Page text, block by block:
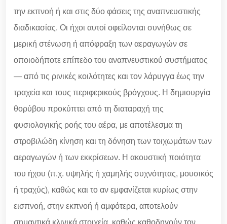
την εκπνοή ή και στις δύο φάσεις της αναπνευστικής
διαδικασίας. Οι ήχοι αυτοί οφείλονται συνήθως σε
μερική στένωση ή απόφραξη των αεραγωγών σε
οποιοδήποτε επίπεδο του αναπνευστικού συστήματος
— από τις ρινικές κοιλότητες και τον λάρυγγα έως την
τραχεία και τους περιφερικούς βρόγχους. Η δημιουργία
θορύβου προκύπτει από τη διαταραχή της
φυσιολογικής ροής του αέρα, με αποτέλεσμα τη
στροβιλώδη κίνηση και τη δόνηση των τοιχωμάτων των
αεραγωγών ή των εκκρίσεων. Η ακουστική ποιότητα
του ήχου (π.χ. υψηλής ή χαμηλής συχνότητας, μουσικός
ή τραχύς), καθώς και το αν εμφανίζεται κυρίως στην
εισπνοή, στην εκπνοή ή αμφότερα, αποτελούν
σημαντικά κλινικά στοιχεία, καθώς καθοδηγούν τον